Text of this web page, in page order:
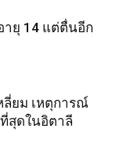
ยุ 14 แต่ตื่นอีก
ยม เหตุการณ์
สุดในอิตาลี